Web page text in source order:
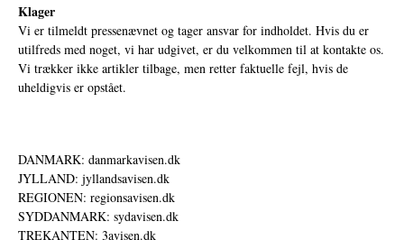
Klager
Vi er tilmeldt pressenævnet og tager ansvar for indholdet. Hvis du er
utilfreds med noget, vi har udgivet, er du velkommen til at kontakte os.
Vi trækker ikke artikler tilbage, men retter faktuelle fejl, hvis de
uheldigvis er opstået.
DANMARK: danmarkavisen.dk
JYLLAND: jyllandsavisen.dk
REGIONEN: regionsavisen.dk
SYDDANMARK: sydavisen.dk
TREKANTEN: 3avisen.dk